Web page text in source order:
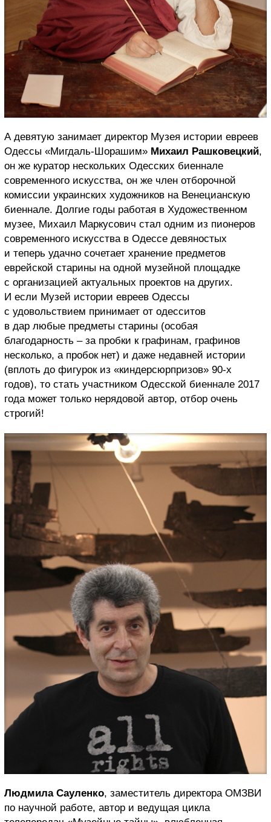
А девятую занимает директор Музея истории евреев
Одессы «Мигдаль-Шорашим» Михаил Рашковецкий,
он же куратор нескольких Одесских биеннале
современного искусства, он же член отборочной
комиссии украинских художников на Венецианскую
биеннале. Долгие годы работая в Художественном
музее, Михаил Маркусович стал одним из пионеров
современного искусства в Одессе девяностых
и теперь удачно сочетает хранение предметов
еврейской старины на одной музейной площадке
с организацией актуальных проектов на других.
И если Музей истории евреев Одессы
с удовольствием принимает от одесситов
в дар любые предметы старины (особая
благодарность – за пробки к графинам, графинов
несколько, а пробок нет) и даже недавней истории
(вплоть до фигурок из «киндерсюрпризов» 90-х
годов), то стать участником Одесской биеннале 2017
года может только нерядовой автор, отбор очень
строгий!
Людмила Сауленко, заместитель директора ОМЗВИ
по научной работе, автор и ведущая цикла